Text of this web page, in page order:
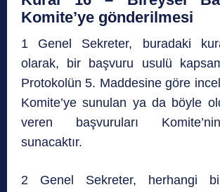
Komite’ye gönderilmesi
1 Genel Sekreter, buradaki
olarak, bir başvuru usulü
Protokolün 5. Maddesine göre
Komite’ye sunulan ya da böyle
veren başvuruları
sunacaktır.
2 Genel Sekreter, herhangi